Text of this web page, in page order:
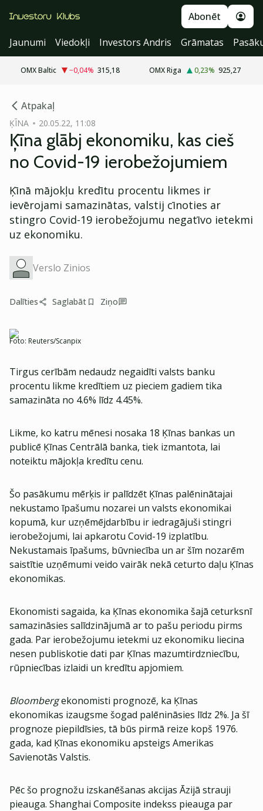
Abonēt
Jaunumi
Viedokļi Investors Andris Grāmatas
OMX Baltic −0,04% 315,18 OMX Riga 0,23% 925,27
Atpakaļ
ĶĪNA 20.05.22, 11:08
Ķīna glābj ekonomiku, kas cieš
no Covid-19 ierobežojumiem
Ķīnā mājokļu kredītu procentu likmes ir
ievērojami samazinātas, valstij cīnoties ar
stingro Covid-19 ierobežojumu negatīvo ietekmi
uz ekonomiku.
Verslo Zinios
Dalīties Saglabāt Ziņo
Foto: Reuters/Scanpix
Tirgus cerībām nedaudz negaidīti valsts banku
procentu likme kredītiem uz pieciem gadiem tika
samazināta no 4.6% līdz 4.45%.
Likme, ko katru mēnesi nosaka 18 Ķīnas bankas un
publicē Ķīnas Centrālā banka, tiek izmantota, lai
noteiktu mājokļa kredītu cenu.
Šo pasākumu mērķis ir palīdzēt Ķīnas palēninātajai
nekustamo īpašumu nozarei un valsts ekonomikai
kopumā, kur uzņēmējdarbību ir iedragājuši stingri
ierobežojumi, lai apkarotu Covid-19 izplatību.
Nekustamais īpašums, būvniecība un ar šīm nozarēm
saistītie uzņēmumi veido vairāk nekā ceturto daļu Ķīnas
ekonomikas.
Ekonomisti sagaida, ka Ķīnas ekonomika šajā ceturksnī
samazināsies salīdzinājumā ar to pašu periodu pirms
gada. Par ierobežojumu ietekmi uz ekonomiku liecina
nesen publiskotie dati par Ķīnas mazumtirdzniecību,
rūpniecības izlaidi un kredītu apjomiem.
Bloombergekonomisti prognozē, ka Ķīnas
ekonomikas izaugsme šogad palēnināsies līdz 2%. Ja šī
prognoze piepildīsies, tā būs pirmā reize kopš 1976.
gada, kad Ķīnas ekonomiku apsteigs Amerikas
Savienotās Valstis.
Pēc šo prognožu izskanēšanas akcijas Āzijā strauji
pieauga. Shanghai Composite indekss pieauga par